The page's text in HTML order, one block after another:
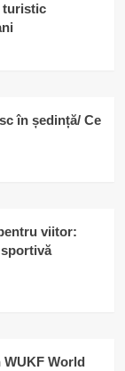
turistic
în ședință/ Ce
viitor:
World